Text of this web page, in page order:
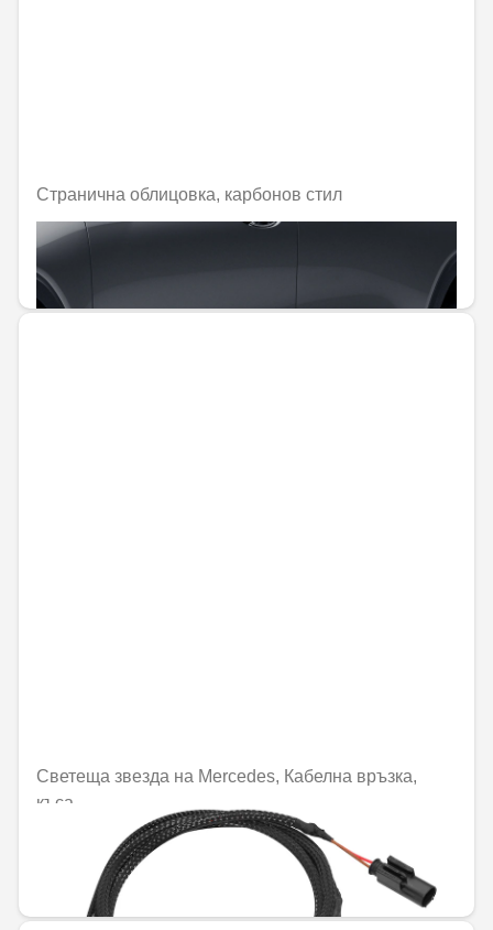
Странична облицовка, карбонов стил
Не е налично онлайн
332,77 € / 650,85 лв.
Светеща звезда на Mercedes, Кабелна връзка,
къса
Не е налично онлайн
47,18 € / 92,28 лв.